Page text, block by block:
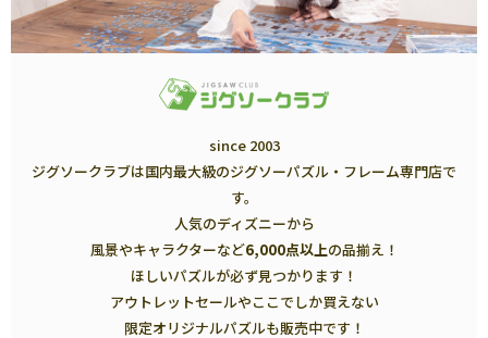
since 2003
ジグソークラブは国内最大級のジグソーパズル・フレーム専門店で
す。
人気のディズニーから
風景やキャラクターなど6,000点以上の品揃え！
ほしいパズルが必ず見つかります！
アウトレットセールやここでしか買えない
限定オリジナルパズルも販売中です！